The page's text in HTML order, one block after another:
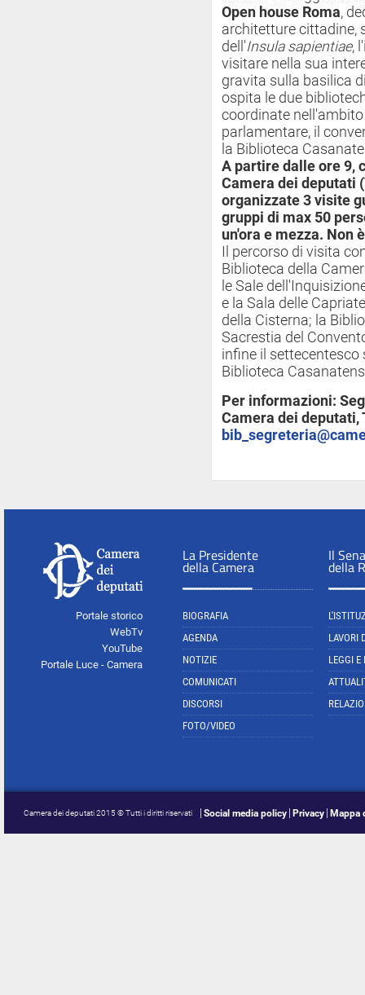
Open house Roma,
architetture cittadine,
dell'Insula sapientiae,
visitare nella sua
gravita sulla basilica
ospita le due
coordinate
parlamentare, il
la Biblioteca
A partire dalle ore 9,
Camera dei deputati
organizzate 3 visite
gruppi di max 50
un'ora e mezza. Non
Il percorso di visita
Biblioteca della
le Sale
e la Sala delle
della Cisterna; la
Sacrestia del
infine il
Biblioteca
Per informazioni:
Camera dei deputati,
Portale storico
WebTv
YouTube
Portale Luce - Camera
La Presidente
della Camera
BIOGRAFIA
AGENDA
NOTIZIE
COMUNICATI
DISCORSI
FOTO/VIDEO
Il
della
LAVORI
LEGGI E
Camera dei deputati 2015 © Tutti i diritti riservati Social media policy Privacy Mappa